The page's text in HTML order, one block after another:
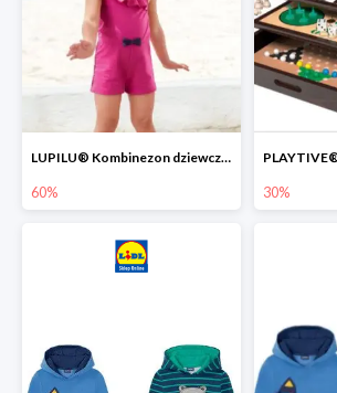
LUPILU® Kombinezon dziewczęcy z bawełny
60% 30%